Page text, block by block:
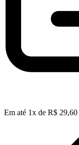
Em até 1x de R$ 29,60